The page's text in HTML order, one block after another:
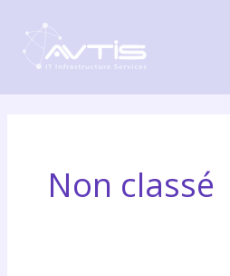
contenu
Non classé